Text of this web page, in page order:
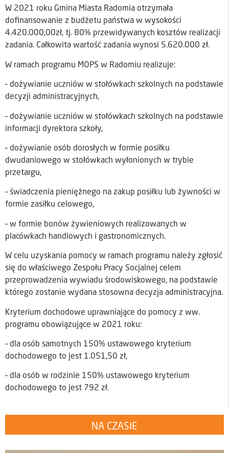
W 2021 roku Gmina Miasta Radomia otrzymała
dofinansowanie z budżetu państwa w wysokości
4.420.000,00zł, tj. 80% przewidywanych kosztów realizacji
zadania. Całkowita wartość zadania wynosi 5.620.000 zł.
W ramach programu MOPS w Radomiu realizuje:
– dożywianie uczniów w stołówkach szkolnych na podstawie
decyzji administracyjnych,
– dożywianie uczniów w stołówkach szkolnych na podstawie
informacji dyrektora szkoły,
– dożywianie osób dorosłych w formie posiłku
dwudaniowego w stołówkach wyłonionych w trybie
przetargu,
– świadczenia pieniężnego na zakup posiłku lub żywności w
formie zasiłku celowego,
– w formie bonów żywieniowych realizowanych w
placówkach handlowych i gastronomicznych.
W celu uzyskania pomocy w ramach programu należy zgłosić
się do właściwego Zespołu Pracy Socjalnej celem
przeprowadzenia wywiadu środowiskowego, na podstawie
którego zostanie wydana stosowna decyzja administracyjna.
Kryterium dochodowe uprawniające do pomocy z ww.
programu obowiązujące w 2021 roku:
– dla osób samotnych 150% ustawowego kryterium
dochodowego to jest 1.051,50 zł,
– dla osób w rodzinie 150% ustawowego kryterium
dochodowego to jest 792 zł.
NA CZASIE